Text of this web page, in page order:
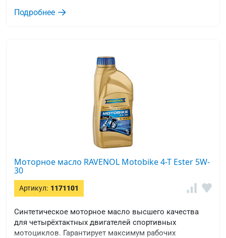
Подробнее
Моторное масло RAVENOL Motobike 4-T Ester 5W-
30
Артикул: 1171101
Синтетическое моторное масло высшего качества
для четырёхтактных двигателей спортивных
мотоциклов. Гарантирует максимум рабочих